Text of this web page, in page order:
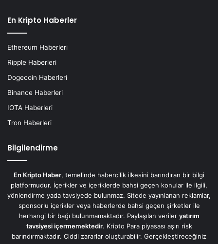
En Kripto Haberler
Ethereum Haberleri
Ripple Haberleri
Dogecoin Haberleri
Binance Haberleri
IOTA Haberleri
Tron Haberleri
Bilgilendirme
En Kripto Haber, temelinde habercilik ilkesini barındıran bir bilgi
platformudur. İçerikler ve içeriklerde bahsi geçen konular ile ilgili,
yönlendirme yada tavsiyede bulunmaz. Sitede yayınlanan reklamlar,
sponsorlu içerikler veya haberlerde bahsi geçen şirketler ile
herhangi bir bağı bulunmamaktadır. Paylaşılan veriler yatırım
tavsiyesi içermemektedir. Kripto Para piyasası aşırı risk
barındırmaktadır. Ciddi zararlar oluşturabilir. Gerçekleştireceğiniz